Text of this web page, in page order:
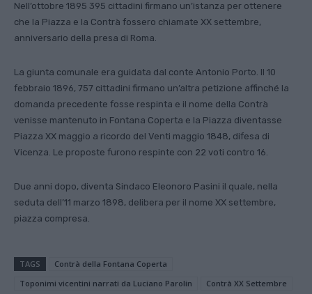
Nell’ottobre 1895 395 cittadini firmano un’istanza per ottenere
che la Piazza e la Contrà fossero chiamate XX settembre,
anniversario della presa di Roma.
La giunta comunale era guidata dal conte Antonio Porto. Il 10
febbraio 1896, 757 cittadini firmano un’altra petizione affinché la
domanda precedente fosse respinta e il nome della Contrà
venisse mantenuto in Fontana Coperta e la Piazza diventasse
Piazza XX maggio a ricordo del Venti maggio 1848, difesa di
Vicenza. Le proposte furono respinte con 22 voti contro 16.
Due anni dopo, diventa Sindaco Eleonoro Pasini il quale, nella
seduta dell’11 marzo 1898, delibera per il nome XX settembre,
piazza compresa.
TAGS
Contrà della Fontana Coperta
Toponimi vicentini narrati da Luciano Parolin
Contrà XX Settembre